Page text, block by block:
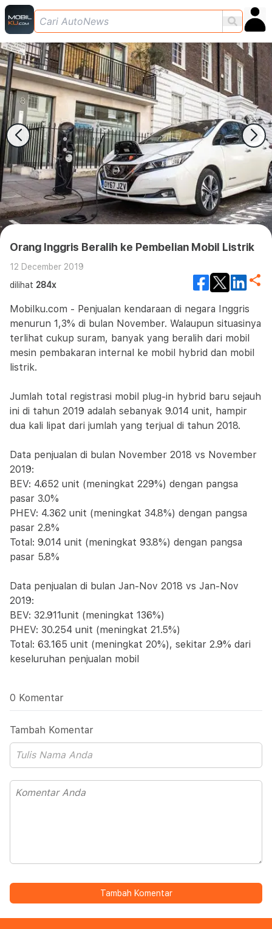
Orang Inggris Beralih ke Pembelian Mobil Listrik
12 December 2019
dilihat 284x
Mobilku.com - Penjualan kendaraan di negara Inggris
menurun 1,3% di bulan November. Walaupun situasinya
terlihat cukup suram, banyak yang beralih dari mobil
mesin pembakaran internal ke mobil hybrid dan mobil
listrik.
Jumlah total registrasi mobil plug-in hybrid baru sejauh
ini di tahun 2019 adalah sebanyak 9.014 unit, hampir
dua kali lipat dari jumlah yang terjual di tahun 2018.
Data penjualan di bulan November 2018 vs November
2019:
BEV: 4.652 unit (meningkat 229%) dengan pangsa
pasar 3.0%
PHEV: 4.362 unit (meningkat 34.8%) dengan pangsa
pasar 2.8%
Total: 9.014 unit (meningkat 93.8%) dengan pangsa
pasar 5.8%
Data penjualan di bulan Jan-Nov 2018 vs Jan-Nov
2019:
BEV: 32.911unit (meningkat 136%)
PHEV: 30.254 unit (meningkat 21.5%)
Total: 63.165 unit (meningkat 20%), sekitar 2.9% dari
keseluruhan penjualan mobil
0 Komentar
Tambah Komentar
Tambah Komentar